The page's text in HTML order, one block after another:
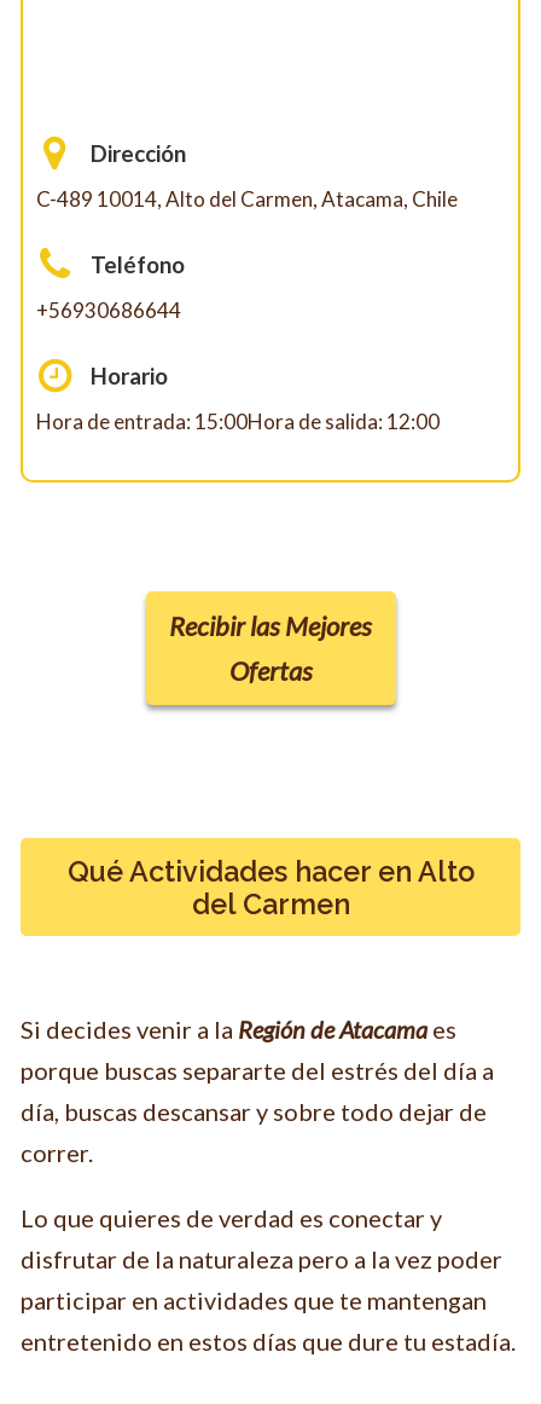
Dirección
C-489 10014, Alto del Carmen, Atacama, Chile
Teléfono
+56930686644
Horario
Hora de entrada: 15:00Hora de salida: 12:00
Recibir las Mejores
Ofertas
Qué Actividades hacer en Alto
del Carmen
Si decides venir a la Regiónde Atacamaes
porque buscas separarte del estrés del día a
día, buscas descansar y sobre todo dejar de
correr.
Lo que quieres de verdad es conectar y
disfrutar de la naturaleza pero a la vez poder
participar en actividades que te mantengan
entretenido en estos días que dure tu estadía.